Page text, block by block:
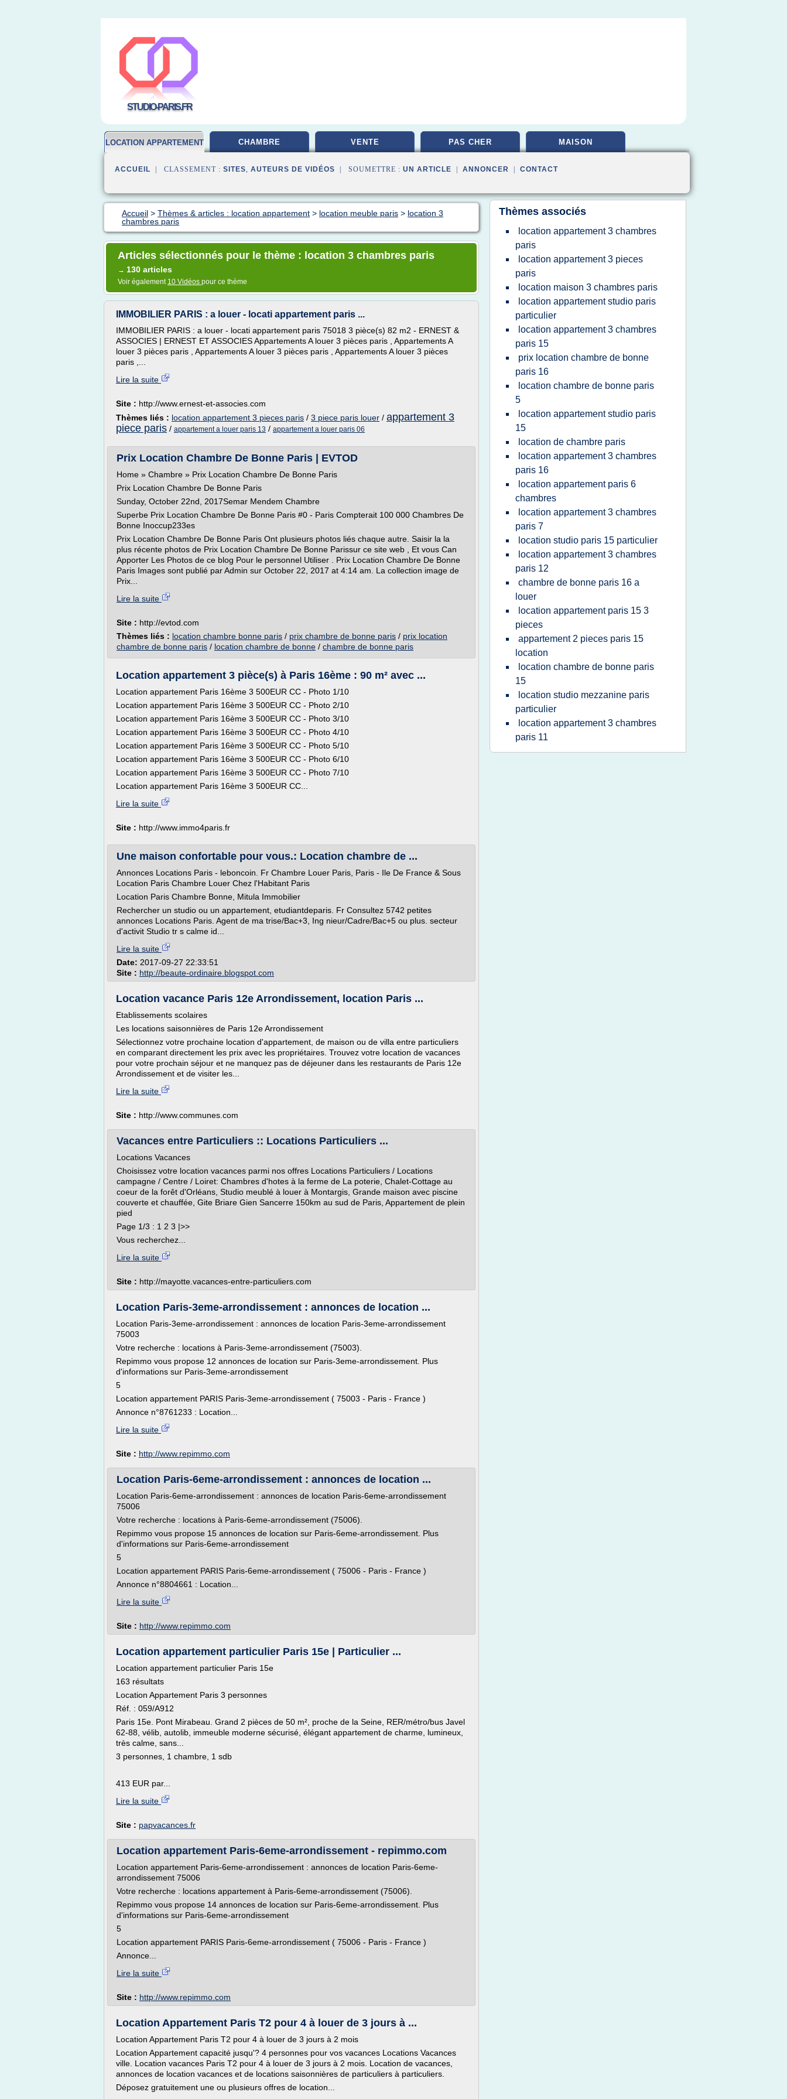
STUDIO-PARIS.FR
LOCATION APPARTEMENT CHAMBRE VENTE PAS CHER MAISON
ACCUEIL | CLASSEMENT : SITES, AUTEURS DE VIDÉOS | SOUMETTRE : UN ARTICLE ANNONCER CONTACT
Accueil > Thèmes & articles : location appartement > location meuble paris > location 3
chambres paris
Articles sélectionnés pour le thème : location 3 chambres paris
→ 130 articles
Voir également 10 Vidéos pour ce thème
IMMOBILIER PARIS : a louer - locati appartement paris ...
IMMOBILIER PARIS : a louer - locati appartement paris 75018 3 pièce(s) 82 m2 - ERNEST &
ASSOCIES | ERNEST ET ASSOCIES Appartements A louer 3 pièces paris , Appartements A
louer 3 pièces paris , Appartements A louer 3 pièces paris , Appartements A louer 3 pièces
paris ,...
Lire la suite
Site : http://www.ernest-et-associes.com
Thèmes liés : location appartement 3 pieces paris / 3 piece paris louer / appartement 3
piece paris / appartement a louer paris 13 / appartement a louer paris 06
Prix Location Chambre De Bonne Paris | EVTOD
Home » Chambre » Prix Location Chambre De Bonne Paris
Prix Location Chambre De Bonne Paris
Sunday, October 22nd, 2017Semar Mendem Chambre
Superbe Prix Location Chambre De Bonne Paris #0 - Paris Compterait 100 000 Chambres De
Bonne Inoccup233es
Prix Location Chambre De Bonne Paris Ont plusieurs photos liés chaque autre. Saisir la la
plus récente photos de Prix Location Chambre De Bonne Parissur ce site web , Et vous Can
Apporter Les Photos de ce blog Pour le personnel Utiliser . Prix Location Chambre De Bonne
Paris Images sont publié par Admin sur October 22, 2017 at 4:14 am. La collection image de
Prix...
Lire la suite
Site : http://evtod.com
Thèmes liés : location chambre bonne paris / prix chambre de bonne paris / prix location
chambre de bonne paris / location chambre de bonne / chambre de bonne paris
Location appartement 3 pièce(s) à Paris 16ème : 90 m² avec ...
Location appartement Paris 16ème 3 500EUR CC - Photo 1/10
Location appartement Paris 16ème 3 500EUR CC - Photo 2/10
Location appartement Paris 16ème 3 500EUR CC - Photo 3/10
Location appartement Paris 16ème 3 500EUR CC - Photo 4/10
Location appartement Paris 16ème 3 500EUR CC - Photo 5/10
Location appartement Paris 16ème 3 500EUR CC - Photo 6/10
Location appartement Paris 16ème 3 500EUR CC - Photo 7/10
Location appartement Paris 16ème 3 500EUR CC...
Lire la suite
Site : http://www.immo4paris.fr
Une maison confortable pour vous.: Location chambre de ...
Annonces Locations Paris - leboncoin. Fr Chambre Louer Paris, Paris - Ile De France & Sous
Location Paris Chambre Louer Chez l'Habitant Paris
Location Paris Chambre Bonne, Mitula Immobilier
Rechercher un studio ou un appartement, etudiantdeparis. Fr Consultez 5742 petites
annonces Locations Paris. Agent de ma trise/Bac+3, Ing nieur/Cadre/Bac+5 ou plus. secteur
d'activit Studio tr s calme id...
Lire la suite
Date: 2017-09-27 22:33:51
Site : http://beaute-ordinaire.blogspot.com
Location vacance Paris 12e Arrondissement, location Paris ...
Etablissements scolaires
Les locations saisonnières de Paris 12e Arrondissement
Sélectionnez votre prochaine location d'appartement, de maison ou de villa entre particuliers
en comparant directement les prix avec les propriétaires. Trouvez votre location de vacances
pour votre prochain séjour et ne manquez pas de déjeuner dans les restaurants de Paris 12e
Arrondissement et de visiter les...
Lire la suite
Site : http://www.communes.com
Vacances entre Particuliers :: Locations Particuliers ...
Locations Vacances
Choisissez votre location vacances parmi nos offres Locations Particuliers / Locations
campagne / Centre / Loiret: Chambres d'hotes à la ferme de La poterie, Chalet-Cottage au
coeur de la forêt d'Orléans, Studio meublé à louer à Montargis, Grande maison avec piscine
couverte et chauffée, Gite Briare Gien Sancerre 150km au sud de Paris, Appartement de plein
pied
Page 1/3 : 1 2 3 |>>
Vous recherchez...
Lire la suite
Site : http://mayotte.vacances-entre-particuliers.com
Location Paris-3eme-arrondissement : annonces de location ...
Location Paris-3eme-arrondissement : annonces de location Paris-3eme-arrondissement
75003
Votre recherche : locations à Paris-3eme-arrondissement (75003).
Repimmo vous propose 12 annonces de location sur Paris-3eme-arrondissement. Plus
d'informations sur Paris-3eme-arrondissement
5
Location appartement PARIS Paris-3eme-arrondissement ( 75003 - Paris - France )
Annonce n°8761233 : Location...
Lire la suite
Site : http://www.repimmo.com
Location Paris-6eme-arrondissement : annonces de location ...
Location Paris-6eme-arrondissement : annonces de location Paris-6eme-arrondissement
75006
Votre recherche : locations à Paris-6eme-arrondissement (75006).
Repimmo vous propose 15 annonces de location sur Paris-6eme-arrondissement. Plus
d'informations sur Paris-6eme-arrondissement
5
Location appartement PARIS Paris-6eme-arrondissement ( 75006 - Paris - France )
Annonce n°8804661 : Location...
Lire la suite
Site : http://www.repimmo.com
Location appartement particulier Paris 15e | Particulier ...
Location appartement particulier Paris 15e
163 résultats
Location Appartement Paris 3 personnes
Réf. : 059/A912
Paris 15e. Pont Mirabeau. Grand 2 pièces de 50 m², proche de la Seine, RER/métro/bus Javel
62-88, vélib, autolib, immeuble moderne sécurisé, élégant appartement de charme, lumineux,
très calme, sans...
3 personnes, 1 chambre, 1 sdb
413 EUR par...
Lire la suite
Site : papvacances.fr
Location appartement Paris-6eme-arrondissement - repimmo.com
Location appartement Paris-6eme-arrondissement : annonces de location Paris-6eme-
arrondissement 75006
Votre recherche : locations appartement à Paris-6eme-arrondissement (75006).
Repimmo vous propose 14 annonces de location sur Paris-6eme-arrondissement. Plus
d'informations sur Paris-6eme-arrondissement
5
Location appartement PARIS Paris-6eme-arrondissement ( 75006 - Paris - France )
Annonce...
Lire la suite
Site : http://www.repimmo.com
Location Appartement Paris T2 pour 4 à louer de 3 jours à ...
Location Appartement Paris T2 pour 4 à louer de 3 jours à 2 mois
Location Appartement capacité jusqu'? 4 personnes pour vos vacances Locations Vacances
ville. Location vacances Paris T2 pour 4 à louer de 3 jours à 2 mois. Location de vacances,
annonces de location vacances et de locations saisonnières de particuliers à particuliers.
Déposez gratuitement une ou plusieurs offres de location...
Thèmes associés
location appartement 3 chambres
paris
location appartement 3 pieces
paris
location maison 3 chambres paris
location appartement studio paris
particulier
location appartement 3 chambres
paris 15
prix location chambre de bonne
paris 16
location chambre de bonne paris
5
location appartement studio paris
15
location de chambre paris
location appartement 3 chambres
paris 16
location appartement paris 6
chambres
location appartement 3 chambres
paris 7
location studio paris 15 particulier
location appartement 3 chambres
paris 12
chambre de bonne paris 16 a
louer
location appartement paris 15 3
pieces
appartement 2 pieces paris 15
location
location chambre de bonne paris
15
location studio mezzanine paris
particulier
location appartement 3 chambres
paris 11